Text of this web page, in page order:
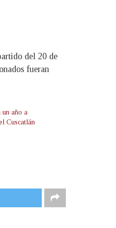
del 20 de
fueran
año a
Cuscatlán